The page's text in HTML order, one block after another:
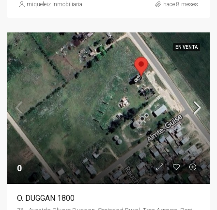
miqueleiz Inmobiliaria hace 8 meses
EN VENTA
0
O. DUGGAN 1800